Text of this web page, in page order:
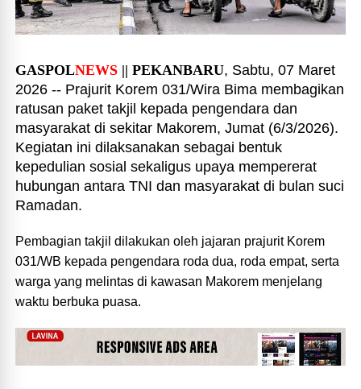
GASPOLNEWS || PEKANBARU, Sabtu, 07 Maret
2026 -- Prajurit Korem 031/Wira Bima membagikan
ratusan paket takjil kepada pengendara dan
masyarakat di sekitar Makorem, Jumat (6/3/2026).
Kegiatan ini dilaksanakan sebagai bentuk
kepedulian sosial sekaligus upaya mempererat
hubungan antara TNI dan masyarakat di bulan suci
Ramadan.
Pembagian takjil dilakukan oleh jajaran prajurit Korem
031/WB kepada pengendara roda dua, roda empat, serta
warga yang melintas di kawasan Makorem menjelang
waktu berbuka puasa.